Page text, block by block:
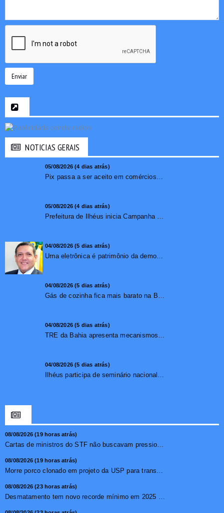
Enviar
NOTICIAS GERAIS
05/08/2026 (4 dias atrás)
Pix passa a ser aceito em comércios de oito países e amplia opções de pagamento para brasileiros no exterior
05/08/2026 (4 dias atrás)
Prefeitura de Ilhéus inicia Campanha de Multivacinação 2026
04/08/2026 (5 dias atrás)
Urna eletrônica é patrimônio da democracia, diz presidente do TSE
04/08/2026 (5 dias atrás)
Gás de cozinha fica mais barato na Bahia após redução de 7,1%
04/08/2026 (5 dias atrás)
TRE da Bahia apresenta mecanismos de segurança das urnas e nova ordem de votação para eleições
04/08/2026 (5 dias atrás)
Ilhéus participa de seminário nacional sobre turismo sustentável e captação de investimentos
08/08/2026 (19 horas atrás)
Cartas de ministros do STF não buscavam pressionar, diz pr...
08/08/2026 (19 horas atrás)
Morre porco clonado em projeto da USP para transplante de �...
08/08/2026 (23 horas atrás)
Desmatamento tem novo recorde mínimo em 2025 na mata atlâ...